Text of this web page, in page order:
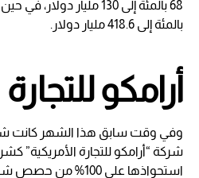
بالمئة إلى 418.6 مليار دولار.
أرامكو للتجارة
وفي وقت سابق هذا الشهر كانت
شركة “أرامكو للتجارة الأمريكية”
استحواذها على 100% من حصص شركة “متويفا للتجارة”.